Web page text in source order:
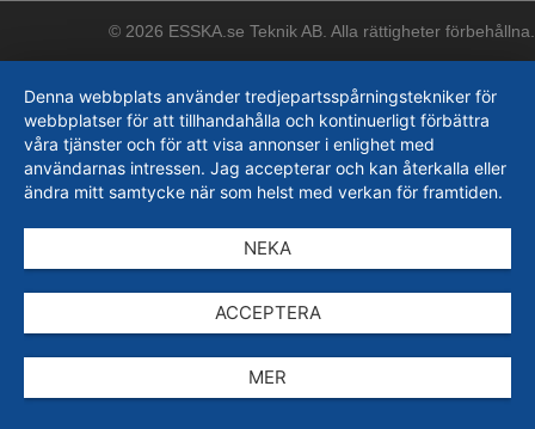
© 2026 ESSKA.se Teknik AB. Alla rättigheter förbehållna.
Denna webbplats använder tredjepartsspårningstekniker för
webbplatser för att tillhandahålla och kontinuerligt förbättra
våra tjänster och för att visa annonser i enlighet med
användarnas intressen. Jag accepterar och kan återkalla eller
ändra mitt samtycke när som helst med verkan för framtiden.
NEKA
ACCEPTERA
MER